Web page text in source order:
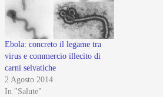
Ebola: concreto il legame tra
virus e commercio illecito di
carni selvatiche
2 Agosto 2014
In "Salute"